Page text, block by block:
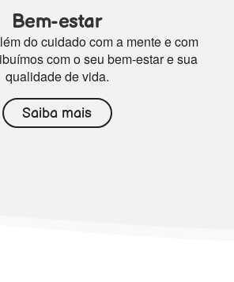
Bem-estar
do cuidado com a mente e com
com o seu bem-estar e sua
qualidade de vida.
Saiba mais